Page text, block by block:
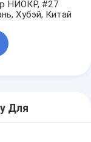
НИОКР, #27
Хубэй, Китай
Для